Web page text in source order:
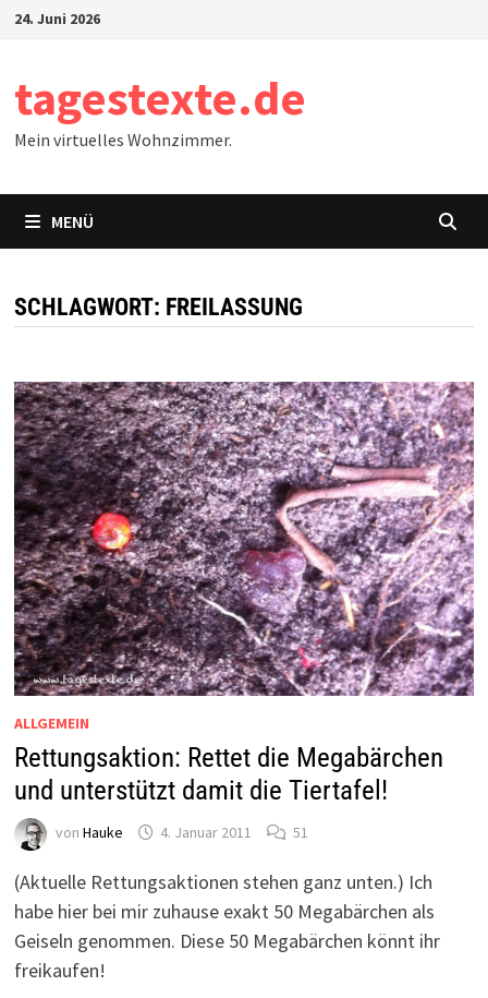
Zum24. Juni 2026
tagestexte.de
Mein virtuelles Wohnzimmer.
MENÜ
SCHLAGWORT: FREILASSUNG
ALLGEMEIN
Rettungsaktion: Rettet die Megabärchen
und unterstützt damit die Tiertafel!
von Hauke 4. Januar 2011 51
(Aktuelle Rettungsaktionen stehen ganz unten.) Ich
habe hier bei mir zuhause exakt 50 Megabärchen als
Geiseln genommen. Diese 50 Megabärchen könnt ihr
freikaufen!